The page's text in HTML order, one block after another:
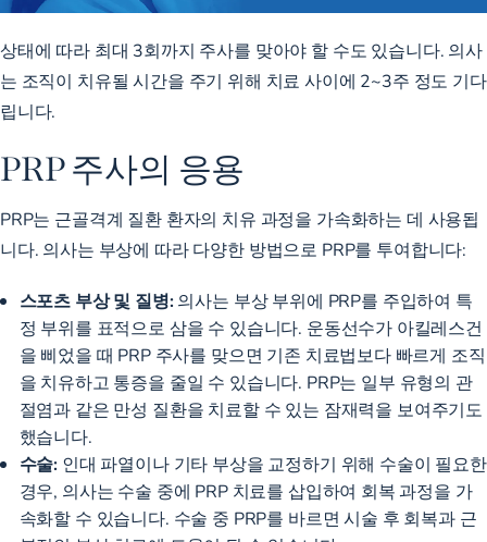
상태에 따라 최대 3회까지 주사를 맞아야 할 수도 있습니다. 의사
는 조직이 치유될 시간을 주기 위해 치료 사이에 2~3주 정도 기다
립니다.
PRP 주사의 응용
PRP는 근골격계 질환 환자의 치유 과정을 가속화하는 데 사용됩
니다. 의사는 부상에 따라 다양한 방법으로 PRP를 투여합니다:
스포츠 부상 및 질병:의사는 부상 부위에 PRP를 주입하여 특
정 부위를 표적으로 삼을 수 있습니다. 운동선수가 아킬레스건
을 삐었을 때 PRP 주사를 맞으면 기존 치료법보다 빠르게 조직
을 치유하고 통증을 줄일 수 있습니다. PRP는 일부 유형의 관
절염과 같은 만성 질환을 치료할 수 있는 잠재력을 보여주기도
했습니다.
수술: 인대 파열이나 기타 부상을 교정하기 위해 수술이 필요한
경우, 의사는 수술 중에 PRP 치료를 삽입하여 회복 과정을 가
속화할 수 있습니다. 수술 중 PRP를 바르면 시술 후 회복과 근